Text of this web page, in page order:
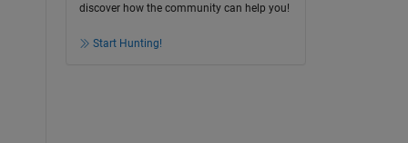
discover how the community can help you!
Start Hunting!